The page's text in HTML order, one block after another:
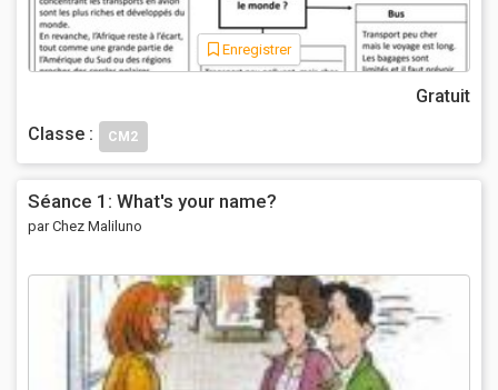
Enregistrer
Gratuit
Classe :
CM2
Séance 1: What's your name?
par Chez Maliluno